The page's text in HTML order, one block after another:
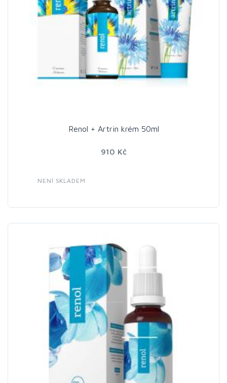
Renol + Artrin krém 50ml
910 Kč
NENÍ SKLADEM